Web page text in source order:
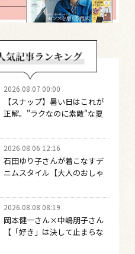
2026.08.07 00:00
【スナップ】暑い日はこれが
正解。"ラクなのに素敵"な夏
2026.08.06 12:16
石田ゆり子さんが着こなすデ
ニムスタイル【大人のおしゃ
どファッションは自由になる
2026.08.08 08:19
岡本健一さん×中嶋朋子さん
【「好き」は決して止まらな